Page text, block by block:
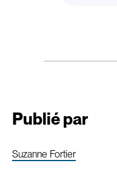
Publié par
Suzanne Fortier